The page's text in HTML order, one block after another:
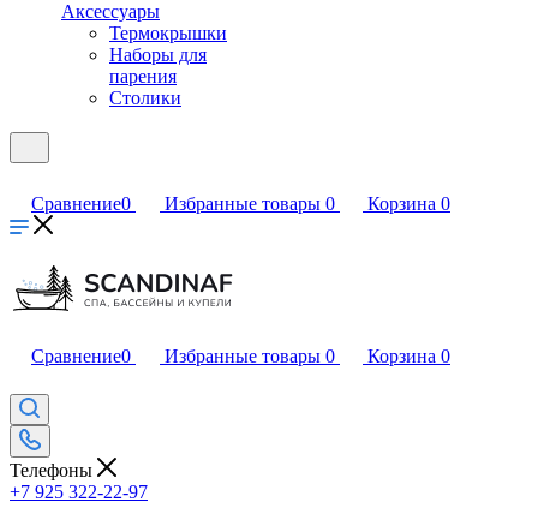
Аксессуары
Термокрышки
Наборы для
парения
Столики
Сравнение0 Избранные товары 0 Корзина 0
Сравнение0 Избранные товары 0 Корзина 0
Телефоны
+7 925 322-22-97